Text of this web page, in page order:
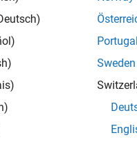
Portugal
Sweden